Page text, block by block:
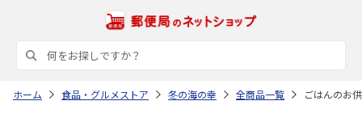
ホーム 食品・グルメストア 冬の海の幸 全商品一覧 ごはんのお供